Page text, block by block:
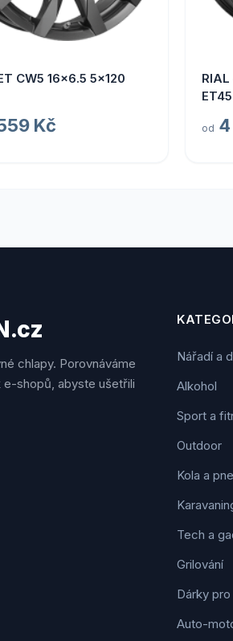
CW5 16x6.5 5x120
Kč
ET45
od
chlapy. Porovnáváme
shopů, abyste ušetřili
Nářadí a
Alkohol
Sport a
Outdoor
Kola a
Tech a
Grilování
Dárky
Auto-